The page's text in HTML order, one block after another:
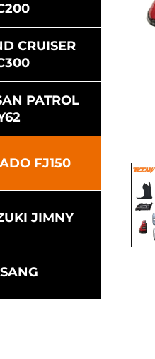
CRUISER
PATROL
FJ150
JIMNY